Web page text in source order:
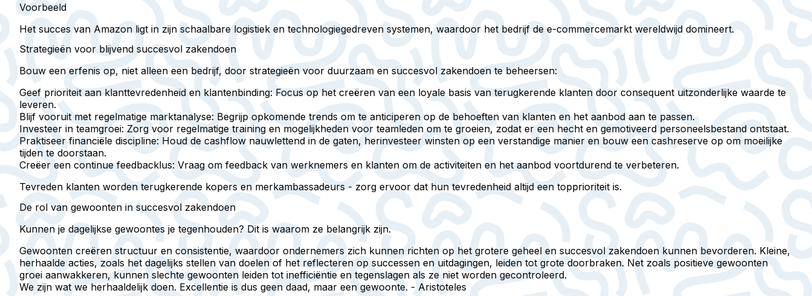
Voorbeeld
Het succes van Amazon ligt in zijn schaalbare logistiek en technologiegedreven systemen, waardoor het bedrijf de e-commercemarkt wereldwijd domineert.
Strategieën voor blijvend succesvol zakendoen
Bouw een erfenis op, niet alleen een bedrijf, door strategieën voor duurzaam en succesvol zakendoen te beheersen:
Geef prioriteit aan klanttevredenheid en klantenbinding: Focus op het creëren van een loyale basis van terugkerende klanten door consequent uitzonderlijke waarde te
leveren.
Blijf vooruit met regelmatige marktanalyse: Begrijp opkomende trends om te anticiperen op de behoeften van klanten en het aanbod aan te passen.
Investeer in teamgroei: Zorg voor regelmatige training en mogelijkheden voor teamleden om te groeien, zodat er een hecht en gemotiveerd personeelsbestand ontstaat.
Praktiseer financiële discipline: Houd de cashflow nauwlettend in de gaten, herinvesteer winsten op een verstandige manier en bouw een cashreserve op om moeilijke
tijden te doorstaan.
Creëer een continue feedbacklus: Vraag om feedback van werknemers en klanten om de activiteiten en het aanbod voortdurend te verbeteren.
Tevreden klanten worden terugkerende kopers en merkambassadeurs - zorg ervoor dat hun tevredenheid altijd een topprioriteit is.
De rol van gewoonten in succesvol zakendoen
Kunnen je dagelijkse gewoontes je tegenhouden? Dit is waarom ze belangrijk zijn.
Gewoonten creëren structuur en consistentie, waardoor ondernemers zich kunnen richten op het grotere geheel en succesvol zakendoen kunnen bevorderen. Kleine,
herhaalde acties, zoals het dagelijks stellen van doelen of het reflecteren op successen en uitdagingen, leiden tot grote doorbraken. Net zoals positieve gewoonten
groei aanwakkeren, kunnen slechte gewoonten leiden tot inefficiëntie en tegenslagen als ze niet worden gecontroleerd.
We zijn wat we herhaaldelijk doen. Excellentie is dus geen daad, maar een gewoonte. - Aristoteles